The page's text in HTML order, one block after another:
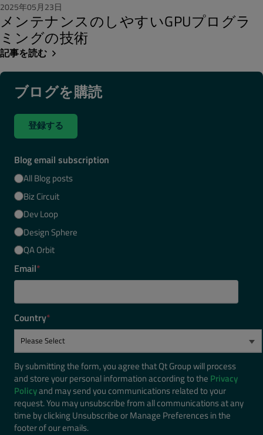
2025年05月23日
メンテナンスのしやすいGPUプログラ
ミングの技術
記事を読む
ブログを購読
登録する
Blog email subscription
All Blog posts
Biz Circuit
Dev Loop
Design Sphere
QA Orbit
Email*
Country*
By submitting the form, you agree that Qt Group will process
and store your personal information according to the Privacy
Policyand may send you communications related to your
request. You may unsubscribe from all communications at any
time by clicking Unsubscribe or Manage Preferences in the
footer of our emails.